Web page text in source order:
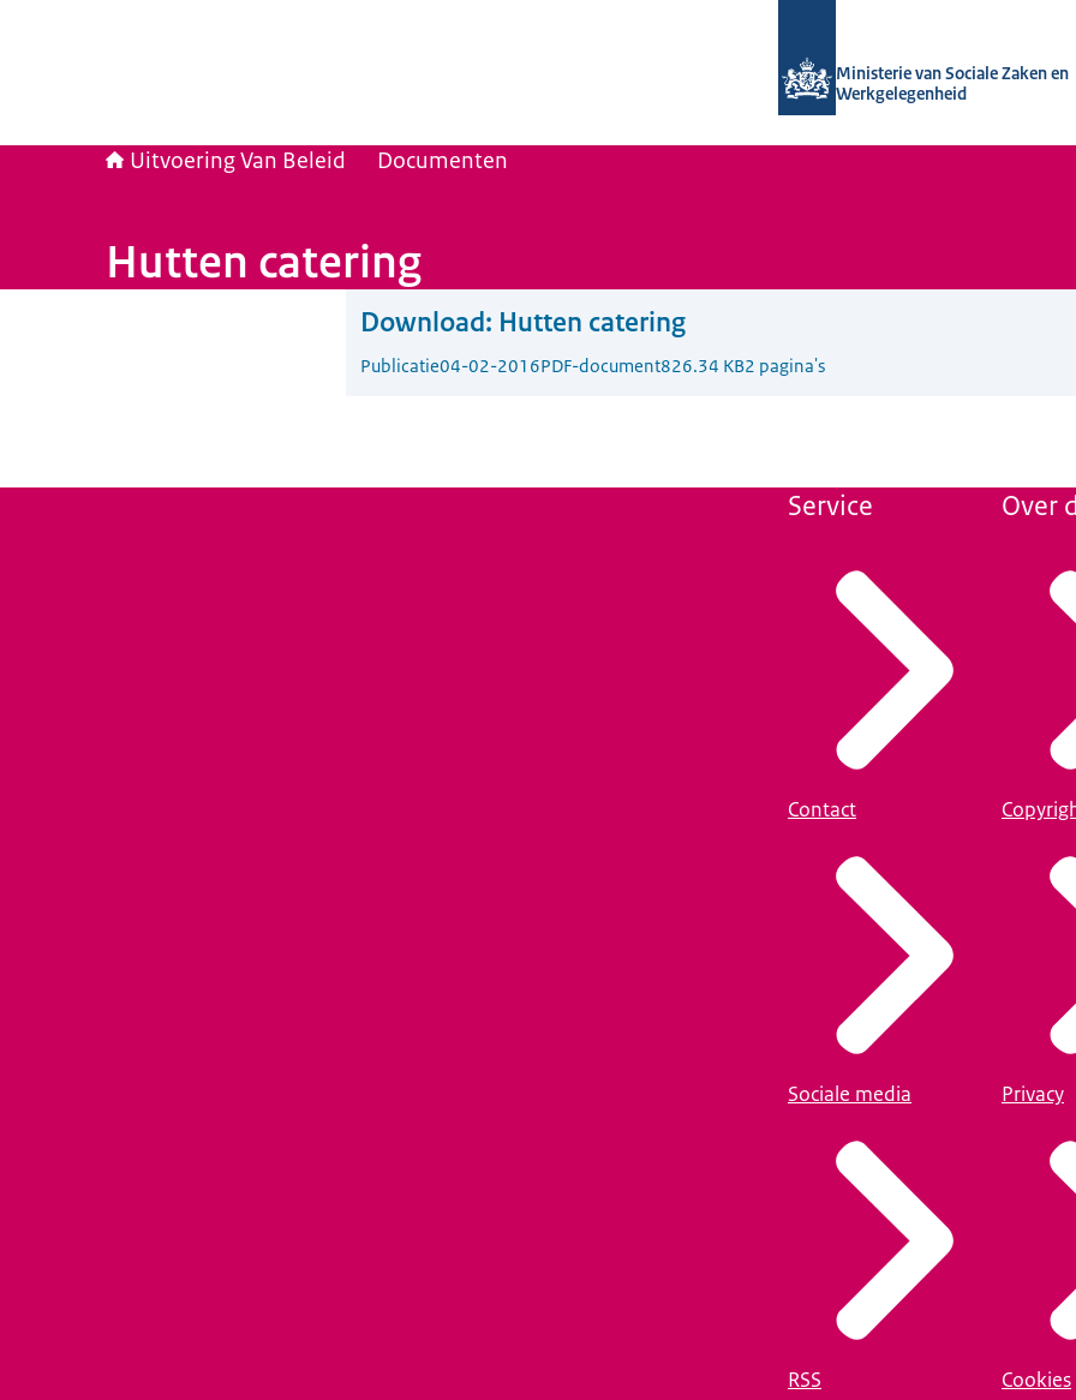
Ministerie van Sociale Zaken en
Werkgelegenheid
Uitvoering Van Beleid Documenten
Hutten catering
Download: Hutten catering
Publicatie04-02-2016PDF-document826.34 KB2 pagina's
Service
Contact
Sociale media
RSS
Over
Privacy
Cookies